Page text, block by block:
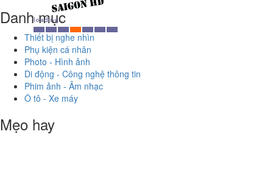
Danh mục
Thiết bị nghe nhìn
Phụ kiện cá nhân
Photo - Hình ảnh
Di động - Công nghệ thông tin
Phim ảnh - Âm nhạc
Ô tô - Xe máy
Mẹo hay